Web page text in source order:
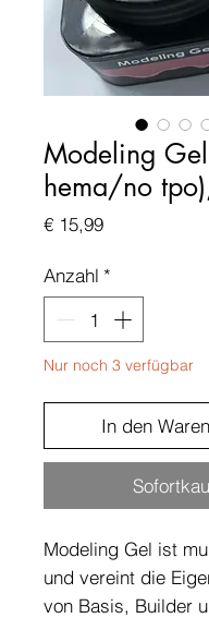
Modeling
hema/no
€ 15,99Preis
Anzahl *
Nur noch 3 verfügbar
In den
Modeling Gel ist
und vereint die
von Basis, Builder